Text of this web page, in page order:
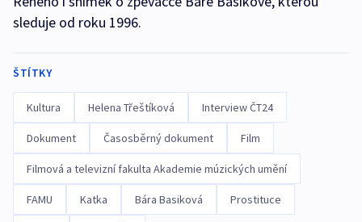
sleduje od roku 1996.
ŠTÍTKY
Kultura Helena Třeštíková Interview ČT24
Dokument Časosběrný dokument Film
Filmová a televizní fakulta Akademie múzických umění
FAMU Katka Bára Basiková Prostituce